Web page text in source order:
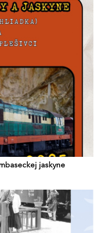
jaskyne